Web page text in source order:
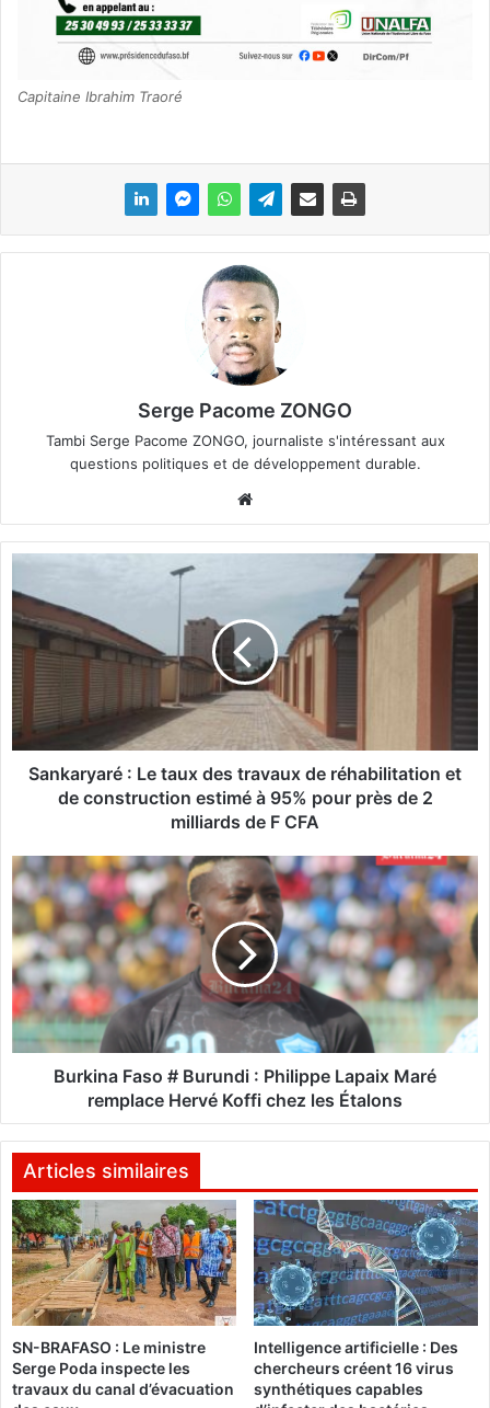
Capitaine Ibrahim Traoré
Serge Pacome ZONGO
Tambi Serge Pacome ZONGO, journaliste s'intéressant aux
questions politiques et de développement durable.
bsi
te
S
a
n
k
a
r
y
a
r
t
a
u
x
d
e
s
t
u
e
r
é
h
a
b
i
l
i
Sankaryaré : Le taux des travaux de réhabilitation et
de construction estimé à 95% pour près de 2
milliards de F CFA
B
u
r
k
i
n
a
F
a
#
B
r
u
n
d
i
:
P
h
i
l
Burkina Faso # Burundi : Philippe Lapaix Maré
remplace Hervé Koffi chez les Étalons
Articles similaires
SN-BRAFASO : Le ministre
Serge Poda inspecte les
travaux du canal d’évacuation
Intelligence artificielle : Des
chercheurs créent 16 virus
synthétiques capables